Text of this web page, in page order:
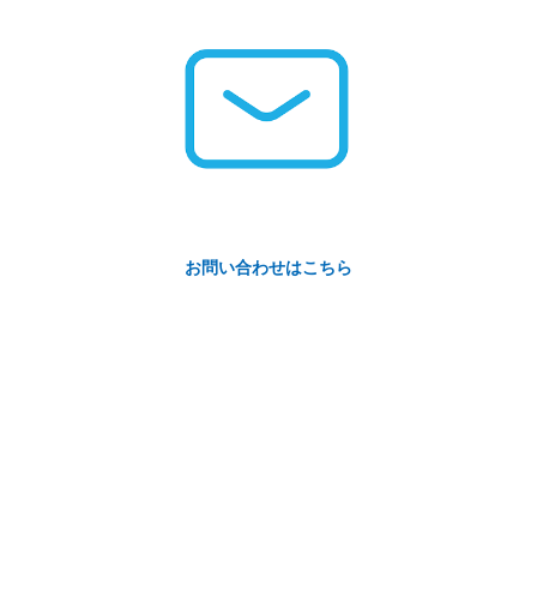
お問い合わせはこちら